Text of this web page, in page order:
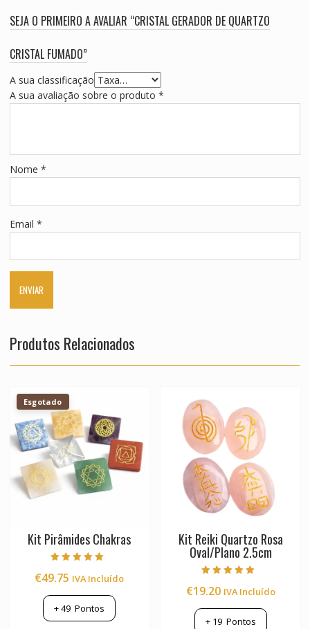
SEJA O PRIMEIRO A AVALIAR “CRISTAL GERADOR DE QUARTZO
CRISTAL FUMADO”
A sua classificação
A sua avaliação sobre o produto *
Nome *
Email *
Produtos Relacionados
Esgotado
Kit Pirâmides Chakras
5.00
€49.75 IVA Incluído
+49 Pontos
Kit Reiki Quartzo Rosa
Oval/Plano 2.5cm
5.00
€19.20 IVA Incluído
+ 19Pontos